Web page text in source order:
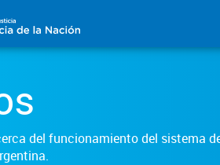
del funcionamiento del sistema